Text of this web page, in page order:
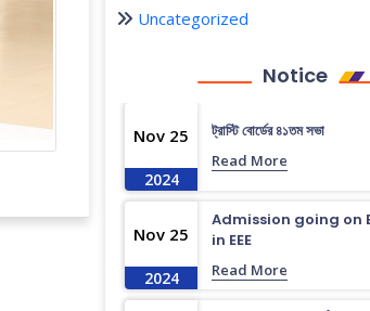
Uncategorized
Notice
Nov 25
2024
ট্রাস্টি বোর্ডের ৪১তম সভা
Read More
Nov 25
2024
Admission going on
in EEE
Read More